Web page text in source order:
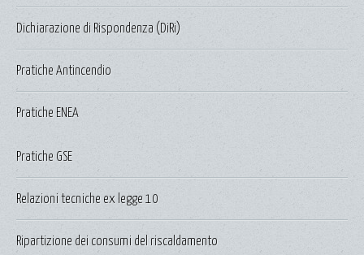
Dichiarazione di Rispondenza (DiRi)
Pratiche Antincendio
Pratiche ENEA
Pratiche GSE
Relazioni tecniche ex legge 10
Ripartizione dei consumi del riscaldamento